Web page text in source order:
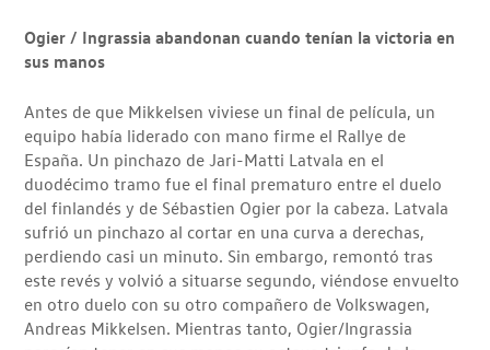
Ogier / Ingrassia abandonan cuando tenían la victoria en
sus manos
Antes de que Mikkelsen viviese un final de película, un
equipo había liderado con mano firme el Rallye de
España. Un pinchazo de Jari-Matti Latvala en el
duodécimo tramo fue el final prematuro entre el duelo
del finlandés y de Sébastien Ogier por la cabeza. Latvala
sufrió un pinchazo al cortar en una curva a derechas,
perdiendo casi un minuto. Sin embargo, remontó tras
este revés y volvió a situarse segundo, viéndose envuelto
en otro duelo con su otro compañero de Volkswagen,
Andreas Mikkelsen. Mientras tanto, Ogier/Ingrassia